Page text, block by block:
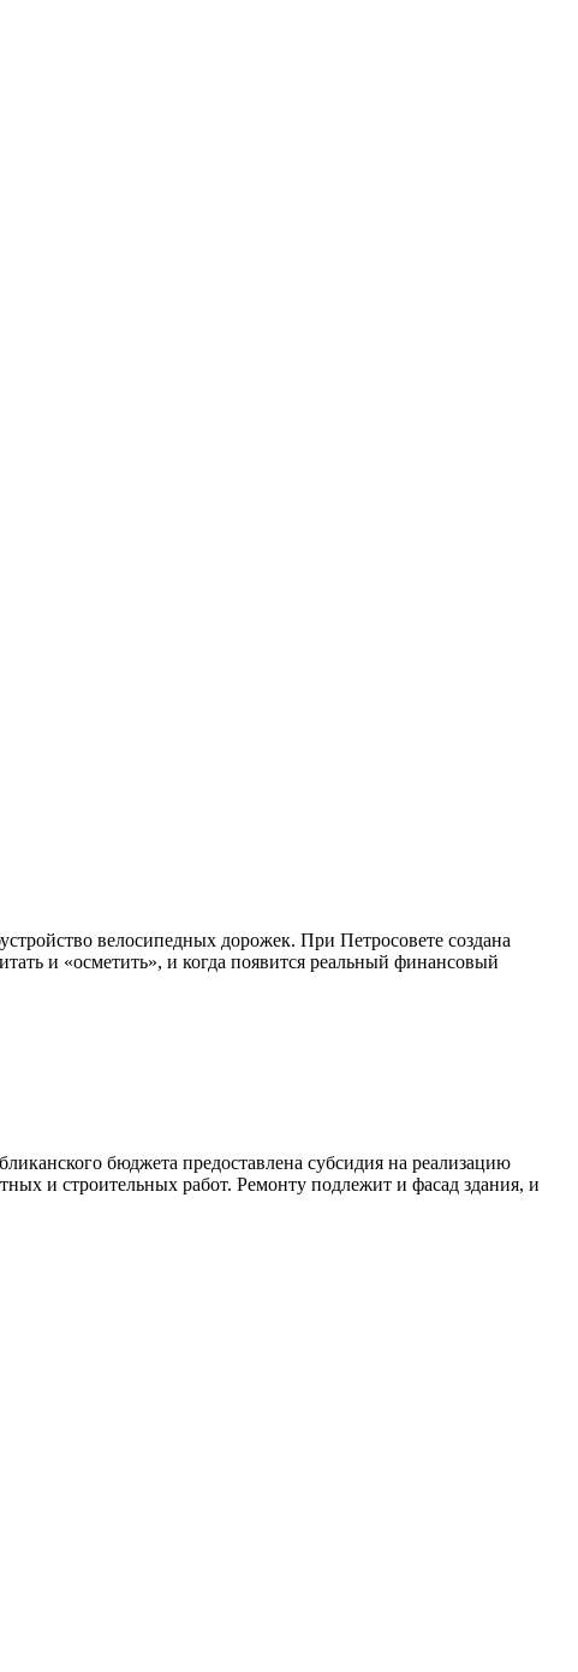
велосипедных дорожек. При Петросовете создана
и «осметить», и когда появится реальный финансовый
бюджета предоставлена субсидия на реализацию
и строительных работ. Ремонту подлежит и фасад здания, и